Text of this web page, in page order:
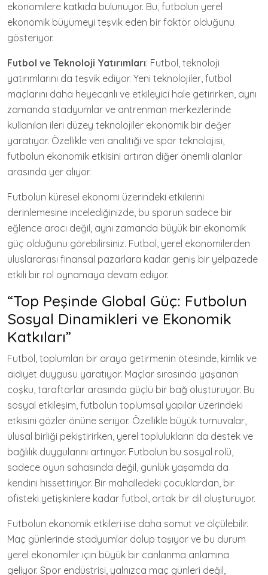
ekonomilere katkıda bulunuyor. Bu, futbolun yerel
ekonomik büyümeyi teşvik eden bir faktör olduğunu
gösteriyor.
Futbol ve Teknoloji Yatırımları: Futbol, teknoloji
yatırımlarını da teşvik ediyor. Yeni teknolojiler, futbol
maçlarını daha heyecanlı ve etkileyici hale getirirken, aynı
zamanda stadyumlar ve antrenman merkezlerinde
kullanılan ileri düzey teknolojiler ekonomik bir değer
yaratıyor. Özellikle veri analitiği ve spor teknolojisi,
futbolun ekonomik etkisini artıran diğer önemli alanlar
arasında yer alıyor.
Futbolun küresel ekonomi üzerindeki etkilerini
derinlemesine incelediğinizde, bu sporun sadece bir
eğlence aracı değil, aynı zamanda büyük bir ekonomik
güç olduğunu görebilirsiniz. Futbol, yerel ekonomilerden
uluslararası finansal pazarlara kadar geniş bir yelpazede
etkili bir rol oynamaya devam ediyor.
“Top Peşinde Global Güç: Futbolun
Sosyal Dinamikleri ve Ekonomik
Katkıları”
Futbol, toplumları bir araya getirmenin ötesinde, kimlik ve
aidiyet duygusu yaratıyor. Maçlar sırasında yaşanan
coşku, taraftarlar arasında güçlü bir bağ oluşturuyor. Bu
sosyal etkileşim, futbolun toplumsal yapılar üzerindeki
etkisini gözler önüne seriyor. Özellikle büyük turnuvalar,
ulusal birliği pekiştirirken, yerel toplulukların da destek ve
bağlılık duygularını artırıyor. Futbolun bu sosyal rolü,
sadece oyun sahasında değil, günlük yaşamda da
kendini hissettiriyor. Bir mahalledeki çocuklardan, bir
ofisteki yetişkinlere kadar futbol, ortak bir dil oluşturuyor.
Futbolun ekonomik etkileri ise daha somut ve ölçülebilir.
Maç günlerinde stadyumlar dolup taşıyor ve bu durum
yerel ekonomiler için büyük bir canlanma anlamına
geliyor. Spor endüstrisi, yalnızca maç günleri değil,